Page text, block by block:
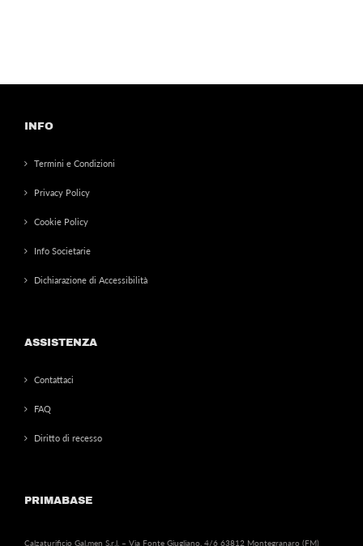
INFO
Termini e Condizioni
Privacy Policy
Cookie Policy
Info Societarie
Dichiarazione di Accessibilità
ASSISTENZA
Contattaci
FAQ
Diritto di recesso
PRIMABASE
Calzaturificio Gal.men S.r.l. – Via Fonte Giugliano, 4/6 63812 Montegranaro (FM)